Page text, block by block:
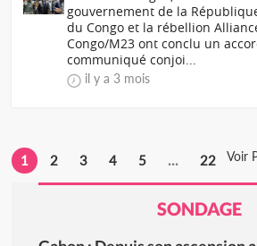
gouvernement de la
du Congo et la rébellion
Congo/M23 ont conclu un
communiqué conjoi...
il y a 3 mois
1 2 3 4 5 ... 22 Voir
SONDAGE